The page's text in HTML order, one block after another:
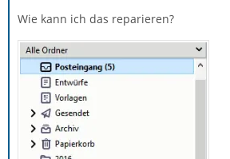
Wie kann ich das reparieren?